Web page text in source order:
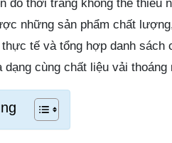
đồ thời trang không thể thiếu
những sản phẩm chất
tế và tổng hợp danh sách
dạng cùng chất liệu vải